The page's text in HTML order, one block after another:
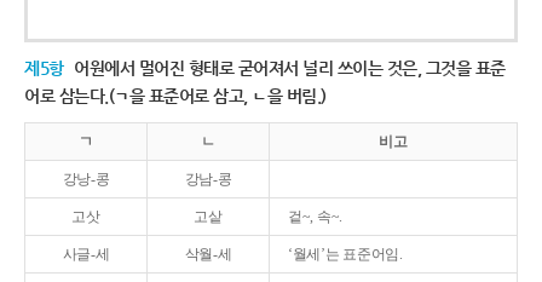
제5항 어원에서 멀어진 형태로 굳어져서 널리 쓰이는 것은, 그것을 표준
어로 삼는다.(ㄱ을 표준어로 삼고, ㄴ을 버림.)
ㄱ ㄴ 비고
강낭-콩 강남-콩
고삿 고샅 겉~, 속~.
사글-세 삭월-세 ‘월세’는 표준어임.